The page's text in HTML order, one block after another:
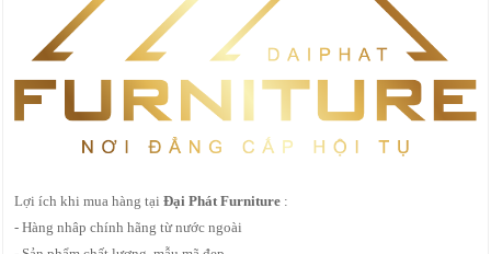
Lợi ích khi mua hàng tạiĐại Phát Furniture :
- Hàng nhâp chính hãng từ nước ngoài